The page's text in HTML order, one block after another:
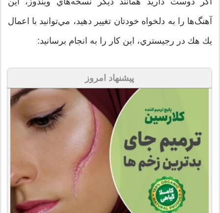
آهنگ‌ها را به دلخواه خودتان تغيير دهيد، مي‌توانيد با اعمال
يك هك در رجيستري، اين كار را به انجام برسانيد:
پیشنهاد امروز